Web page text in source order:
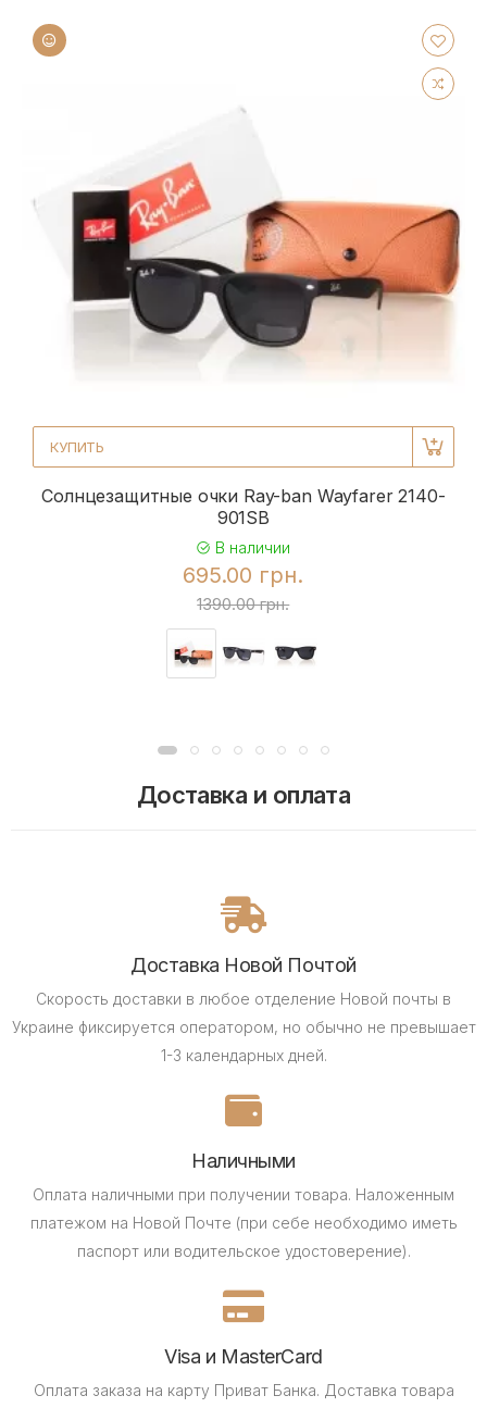
КУПИТЬ
Солнцезащитные очки Ray-ban Wayfarer 2140-
901SB
В наличии
695.00 грн.
1390.00 грн.
Доставка и оплата
Доставка Новой Почтой
Скорость доставки в любое отделение Новой почты в
Украине фиксируется оператором, но обычно не превышает
1-3 календарных дней.
Наличными
Оплата наличными при получении товара. Наложенным
платежом на Новой Почте (при себе необходимо иметь
паспорт или водительское удостоверение).
Visa и MasterCard
Оплата заказа на карту Приват Банка. Доставка товара